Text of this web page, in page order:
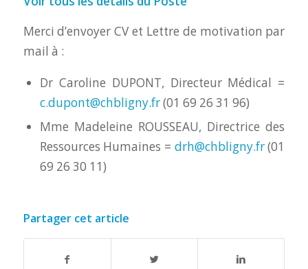
Merci d’envoyer CV et Lettre de motivation par
mail à :
Dr Caroline DUPONT, Directeur Médical =
c.dupont@chbligny.fr(01 69 26 31 96)
Mme Madeleine ROUSSEAU, Directrice des
Ressources Humaines = drh@chbligny.fr(01
69 26 30 11)
Partager cet article